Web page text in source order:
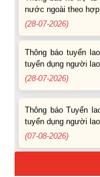
(28-07-2026)
Thông báo tuyển
(28-07-2026)
Thông báo Tuyển
(07-08-2026)
Thông báo các khóa